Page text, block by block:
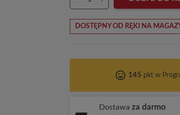
DOSTĘPNY OD RĘKI NA
tag_faces 145 pkt w
Dostawa za darmo